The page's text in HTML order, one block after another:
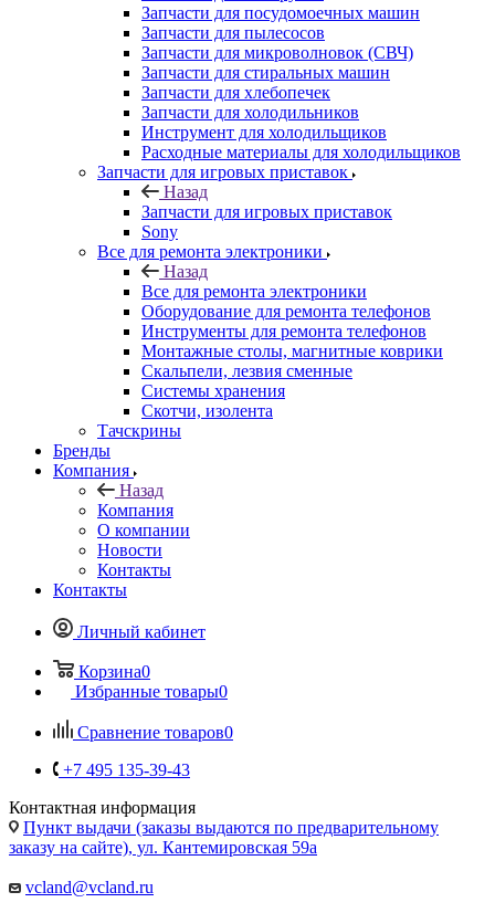
Запчасти для посудомоечных машин
Запчасти для пылесосов
Запчасти для микроволновок (СВЧ)
Запчасти для стиральных машин
Запчасти для хлебопечек
Запчасти для холодильников
Инструмент для холодильщиков
Расходные материалы для холодильщиков
Запчасти для игровых приставок
Назад
Запчасти для игровых приставок
Sony
Все для ремонта электроники
Назад
Все для ремонта электроники
Оборудование для ремонта телефонов
Инструменты для ремонта телефонов
Монтажные столы, магнитные коврики
Скальпели, лезвия сменные
Системы хранения
Скотчи, изолента
Тачскрины
Бренды
Компания
Назад
Компания
О компании
Новости
Контакты
Контакты
Личный кабинет
Корзина0
Избранные товары0
Сравнение товаров0
+7 495 135-39-43
Контактная информация
Пункт выдачи (заказы выдаются по предварительному
заказу на сайте), ул. Кантемировская 59а
vcland@vcland.ru